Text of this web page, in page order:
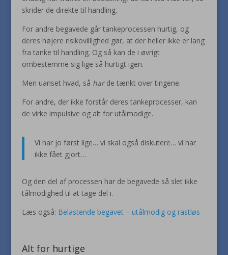
skrider de direkte til handling.
For andre begavede går tankeprocessen hurtig, og
deres højere risikovillighed gør, at der heller ikke er lang
fra tanke til handling. Og så kan de i øvrigt
ombestemme sig lige så hurtigt igen.
Men uanset hvad, så harde tænkt over tingene.
For andre, der ikke forstår deres tankeprocesser, kan
de virke impulsive og alt for utålmodige.
Vi har jo først lige… vi skal også diskutere… vi har
ikke fået gjort…
Og den del af processen har de begavede så slet ikke
tålmodighed til at tage del i.
Læs også: Belastende begavet – utålmodig og rastløs
Alt for hurtige